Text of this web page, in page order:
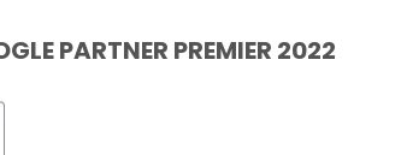
PARTNER PREMIER 2022